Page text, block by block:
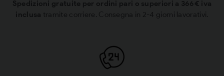
Spedizioni gratuite per ordini pari o superiori a 366€ iva
inclusa tramite corriere. Consegna in 2-4 giorni lavorativi.